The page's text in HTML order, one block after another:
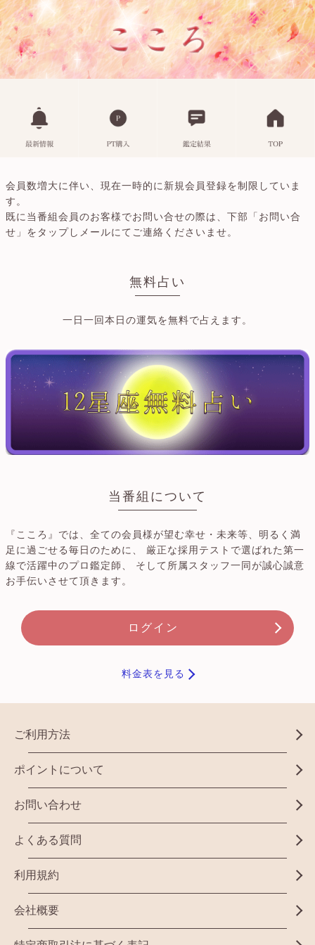
会員数増大に伴い、現在一時的に新規会員登録を制限していま
す。
既に当番組会員のお客様でお問い合せの際は、下部「お問い合
せ」をタップしメールにてご連絡くださいませ。
無料占い
一日一回本日の運気を無料で占えます。
当番組について
『こころ』では、全ての会員様が望む幸せ・未来等、明るく満
足に過ごせる毎日のために、 厳正な採用テストで選ばれた第一
線で活躍中のプロ鑑定師、 そして所属スタッフ一同が誠心誠意
お手伝いさせて頂きます。
ログイン
料金表を見る
ご利用方法
ポイントについて
お問い合わせ
よくある質問
利用規約
会社概要